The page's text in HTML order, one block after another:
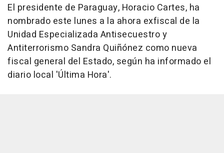
El presidente de Paraguay, Horacio Cartes, ha
nombrado este lunes a la ahora exfiscal de la
Unidad Especializada Antisecuestro y
Antiterrorismo Sandra Quiñónez como nueva
fiscal general del Estado, según ha informado el
diario local 'Última Hora'.